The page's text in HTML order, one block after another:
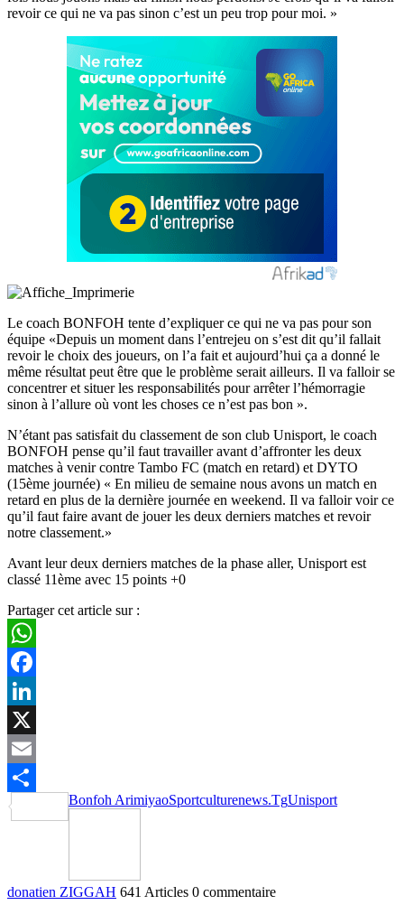
revoir ce qui ne va pas sinon c’est un peu trop pour moi. »
Le coach BONFOH tente d’expliquer ce qui ne va pas pour son
équipe «Depuis un moment dans l’entrejeu on s’est dit qu’il fallait
revoir le choix des joueurs, on l’a fait et aujourd’hui ça a donné le
même résultat peut être que le problème serait ailleurs. Il va falloir se
concentrer et situer les responsabilités pour arrêter l’hémorragie
sinon à l’allure où vont les choses ce n’est pas bon ».
N’étant pas satisfait du classement de son club Unisport, le coach
BONFOH pense qu’il faut travailler avant d’affronter les deux
matches à venir contre Tambo FC (match en retard) et DYTO
(15ème journée) « En milieu de semaine nous avons un match en
retard en plus de la dernière journée en weekend. Il va falloir voir ce
qu’il faut faire avant de jouer les deux derniers matches et revoir
notre classement.»
Avant leur deux derniers matches de la phase aller, Unisport est
classé 11ème avec 15 points +0
Partager cet article sur :
WhatsApp
Facebook
LinkedIn
X
Email
Partager
Bonfoh ArimiyaoSportculturenews.TgUnisport
donatien ZIGGAH 641 Articles 0 commentaire